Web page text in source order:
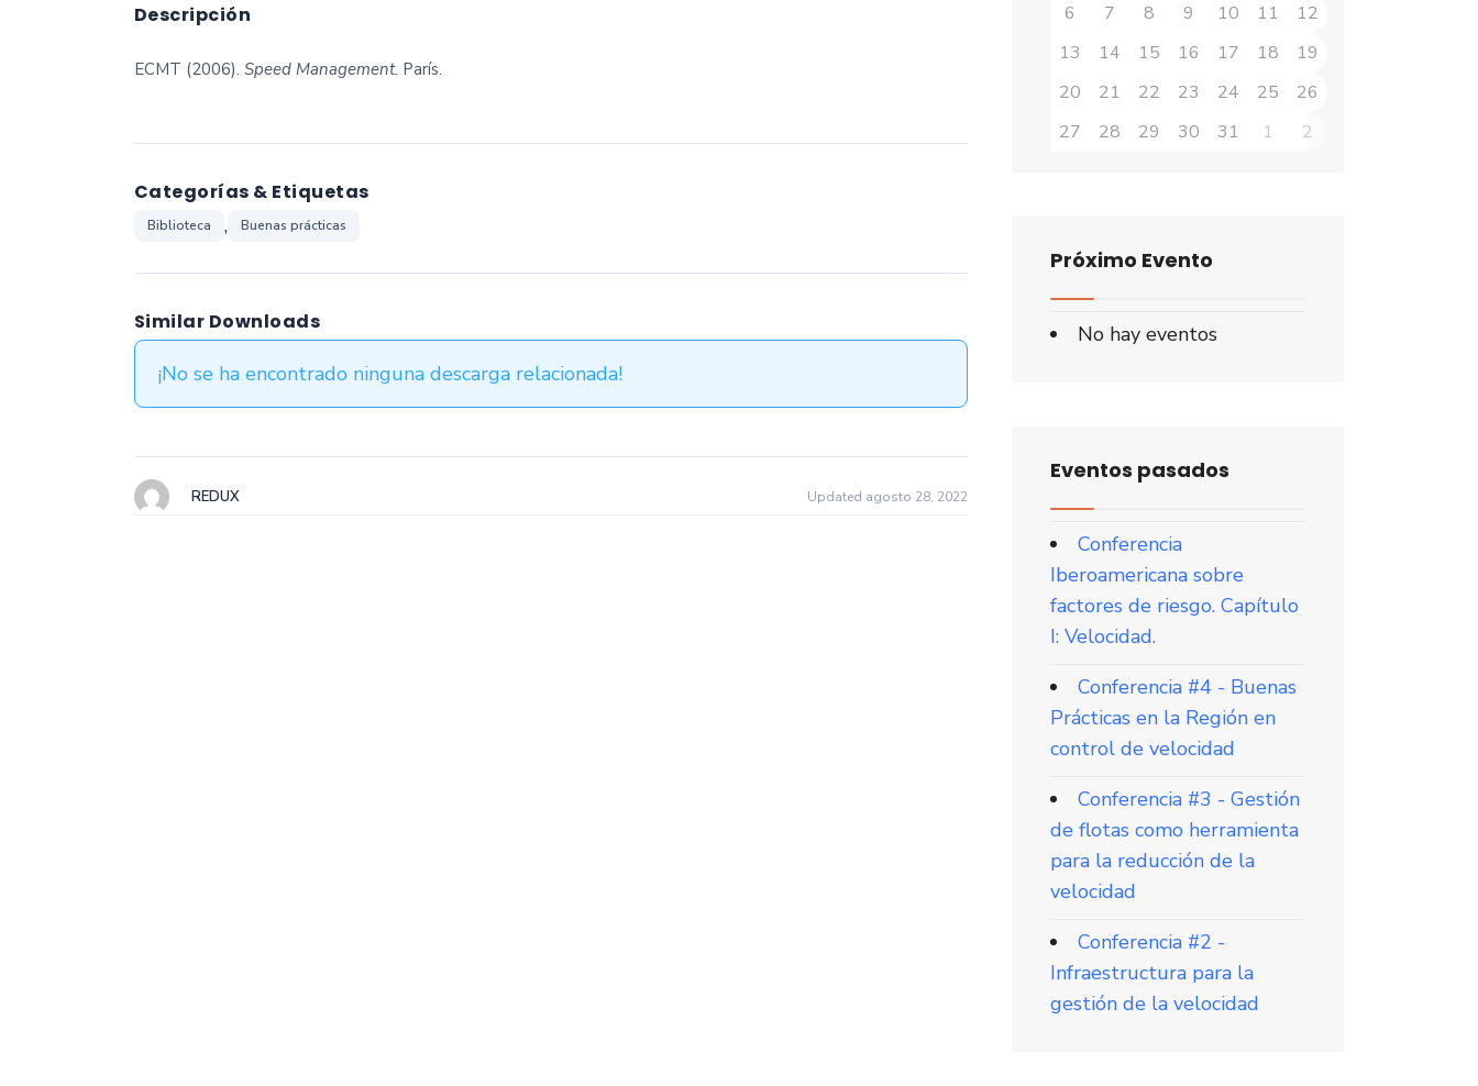
Descripción
ECMT (2006). Speed Management. París.
Categorías & Etiquetas
Biblioteca , Buenas prácticas
Similar Downloads
¡No se ha encontrado ninguna descarga relacionada!
REDUX Updated agosto 28, 2022
6
7 8 9 10 11
12
13
14 15 16 17 18
19
20
21 22 23 24 25
26
27
28 29 30 31 1 2
Próximo Evento
No hay eventos
Eventos pasados
Conferencia
Iberoamericana sobre
factores de riesgo. Capítulo
I: Velocidad.
Conferencia #4 - Buenas
Prácticas en la Región en
control de velocidad
Conferencia #3 - Gestión
de flotas como herramienta
para la reducción de la
velocidad
Conferencia #2 -
Infraestructura para la
gestión de la velocidad